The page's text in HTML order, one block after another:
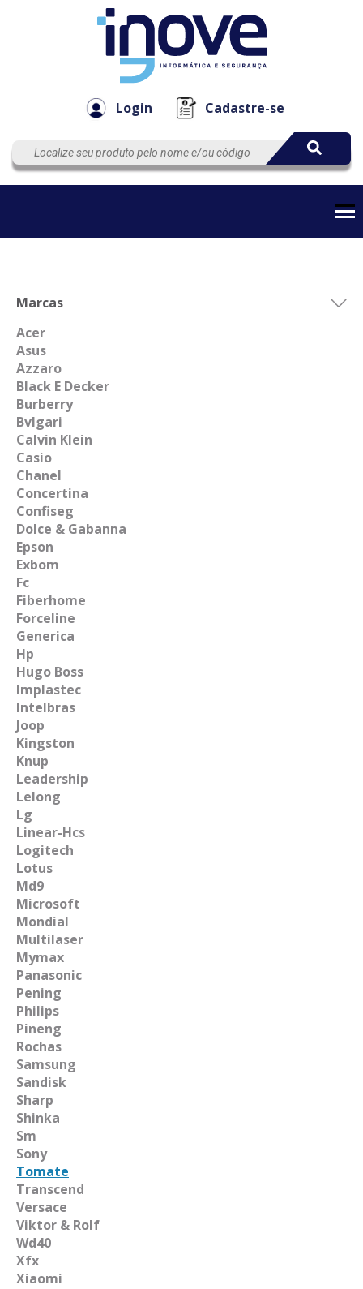
Login Cadastre-se
EmpresaAutomação
Marcas
Acer
Asus
Azzaro
Black E Decker
Burberry
Bvlgari
Calvin Klein
Casio
Chanel
Concertina
Confiseg
Dolce & Gabanna
Epson
Exbom
Fc
Fiberhome
Forceline
Generica
Hp
Hugo Boss
Implastec
Intelbras
Joop
Kingston
Knup
Leadership
Lelong
Lg
Linear-Hcs
Logitech
Lotus
Md9
Microsoft
Mondial
Multilaser
Mymax
Panasonic
Pening
Philips
Pineng
Rochas
Samsung
Sandisk
Sharp
Shinka
Sm
Sony
Tomate
Transcend
Versace
Viktor & Rolf
Wd40
Xfx
Xiaomi